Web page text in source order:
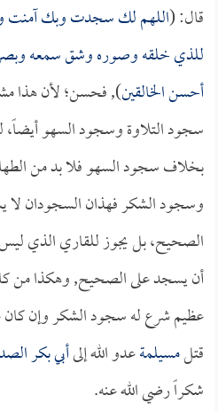
قال: (اللهم لك سجدت وبك
للذي خلقه وصوره وشق سمعه وبصره
أحسن الخالقين), فحسن؛ لأن هذا
سجود التلاوة وسجود السهو أيضاً،
بخلاف سجود السهو فلا بد من
وسجود الشكر فهذان السجودان لا
الصحيح، بل يجوز للقاري الذي
أن يسجد على الصحيح, وهكذا من
عظيم شرع له سجود الشكر وإن كان
قتلمسيلمةعدو الله إلىأبي بكر
شكراً رضي الله عنه.